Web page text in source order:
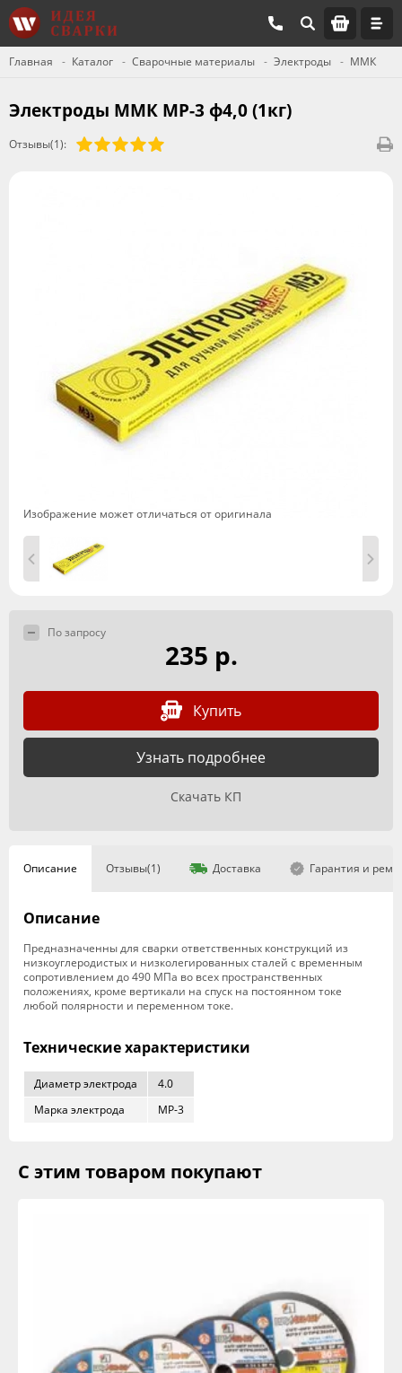
Главная Каталог Сварочные материалы Электроды ММК
Электроды ММК МР-3 ф4,0 (1кг)
Отзывы(1):
Изображение может отличаться от оригинала
По запросу
235 р.
Купить
Узнать подробнее
Скачать КП
Описание Отзывы(1) Доставка Гарантия и
Описание
Предназначенны для сварки ответственных конструкций из
низкоуглеродистых и низколегированных сталей с временным
сопротивлением до 490 МПа во всех пространственных
положениях, кроме вертикали на спуск на постоянном токе
любой полярности и переменном токе.
Технические характеристики
Диаметр электрода
4.0
Марка электрода
МР-3
С этим товаром покупают